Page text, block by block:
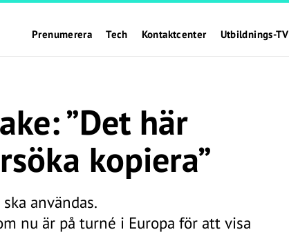
Prenumerera Tech Kontaktcenter Utbildnings-TV
”Det här
kopiera”
användas.
nu är på turné i Europa för att visa